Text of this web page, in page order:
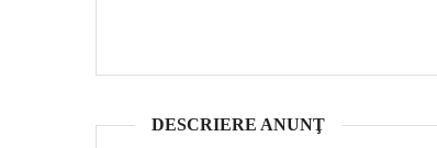
DESCRIERE ANUNŢ